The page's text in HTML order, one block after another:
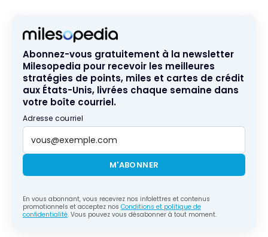
Abonnez-vous gratuitement à la newsletter
Milesopedia pour recevoir les meilleures
stratégies de points, miles et cartes de crédit
aux États-Unis, livrées chaque semaine dans
votre boîte courriel.
Adresse courriel
M'ABONNER
En vous abonnant, vous recevrez nos infolettres et contenus
promotionnels et acceptez nos Conditions et politique de
confidentialité. Vous pouvez vous désabonner à tout moment.